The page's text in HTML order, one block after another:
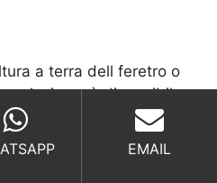
a terra dell feretro o
è disponibile
dai cimiteri.
EMAIL